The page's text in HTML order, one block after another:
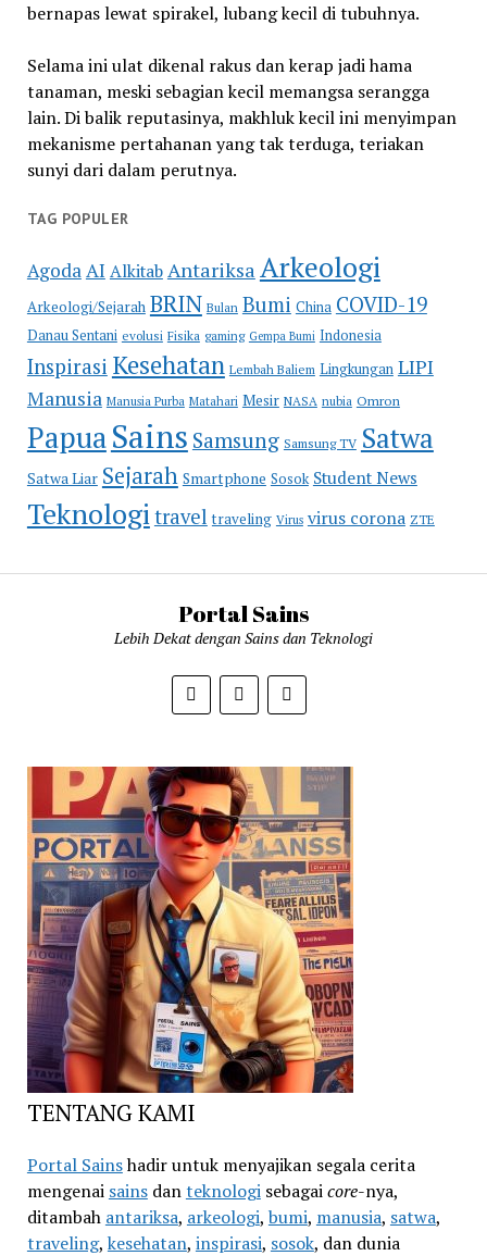
bernapas lewat spirakel, lubang kecil di tubuhnya.
Selama ini ulat dikenal rakus dan kerap jadi hama
tanaman, meski sebagian kecil memangsa serangga
lain. Di balik reputasinya, makhluk kecil ini menyimpan
mekanisme pertahanan yang tak terduga, teriakan
sunyi dari dalam perutnya.
TAG POPULER
AgodaAI Alkitab Antariksa Arkeologi
Arkeologi/Sejarah BRIN Bulan Bumi China COVID-19
Danau Sentani evolusi Fisika gaming Gempa Bumi Indonesia
Inspirasi Kesehatan Lembah Baliem Lingkungan LIPI
Manusia Manusia Purba Matahari Mesir NASA nubia Omron
PapuaSains Samsung Samsung TV Satwa
Satwa Liar Sejarah Smartphone Sosok Student News
Teknologi travel traveling Virus virus corona ZTE
Portal Sains
Lebih Dekat dengan Sains dan Teknologi
TENTANG KAMI
Portal Sainshadir untuk menyajikan segala cerita
mengenai sainsdanteknologisebagaicore-nya,
ditambah antariksa, arkeologi, bumi, manusia, satwa,
traveling, kesehatan, inspirasi, sosok, dan dunia